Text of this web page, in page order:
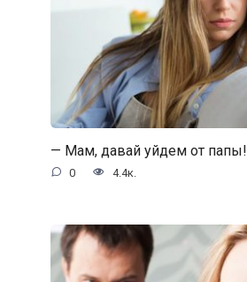
— Мам, давай уйдем от папы!
0 4.4к.